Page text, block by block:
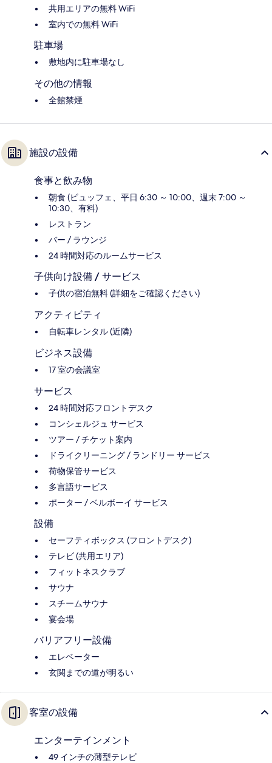
共用エリアの無料 WiFi
室内での無料 WiFi
駐車場
敷地内に駐車場なし
その他の情報
全館禁煙
施設の設備
食事と飲み物
朝食 (ビュッフェ、平日 6:30 ～ 10:00、週末 7:00 ～
10:30、有料)
レストラン
バー / ラウンジ
24 時間対応のルームサービス
子供向け設備 / サービス
子供の宿泊無料 (詳細をご確認ください)
アクティビティ
自転車レンタル (近隣)
ビジネス設備
17 室の会議室
サービス
24 時間対応フロントデスク
コンシェルジュ サービス
ツアー / チケット案内
ドライクリーニング / ランドリー サービス
荷物保管サービス
多言語サービス
ポーター / ベルボーイ サービス
設備
セーフティボックス (フロントデスク)
テレビ (共用エリア)
フィットネスクラブ
サウナ
スチームサウナ
宴会場
バリアフリー設備
エレベーター
玄関までの道が明るい
客室の設備
エンターテインメント
49 インチの薄型テレビ